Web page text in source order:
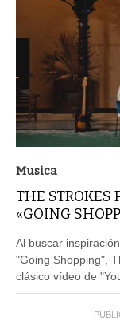
Musica
THE STROKES
«GOING
Al buscar
"Going Shopping",
clásico vídeo de